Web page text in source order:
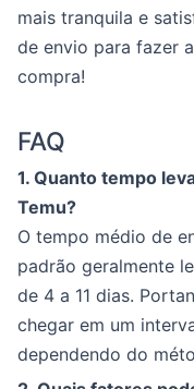
mais tranquila e
de envio para fazer
compra!
FAQ
1. Quanto tempo
Temu?
O tempo médio de
padrão geralmente
de 4 a 11 dias.
chegar em um
dependendo do